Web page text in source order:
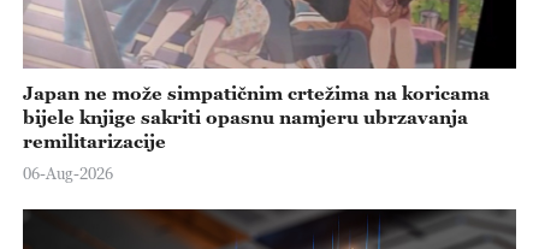
Japan ne može simpatičnim crtežima na koricama
bijele knjige sakriti opasnu namjeru ubrzavanja
remilitarizacije
06-Aug-2026